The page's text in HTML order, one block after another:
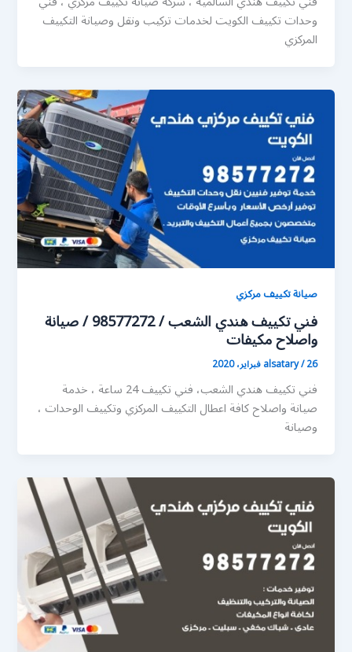
وحدات تكييف الكويت لخدمات تركيب ونقل وصيانة التكييف
المركزي
صيانة تكييف مركزي
فني تكييف هندي الشعب / 98577272 / صيانة
واصلاح مكيفات
alsatary/26 فبراير، 2020
فني تكييف هندي الشعب، فني تكييف 24 ساعة ، خدمة
صيانة واصلاح كافة اعطال التكييف المركزي وتكييف الوحدات ،
وصيانة